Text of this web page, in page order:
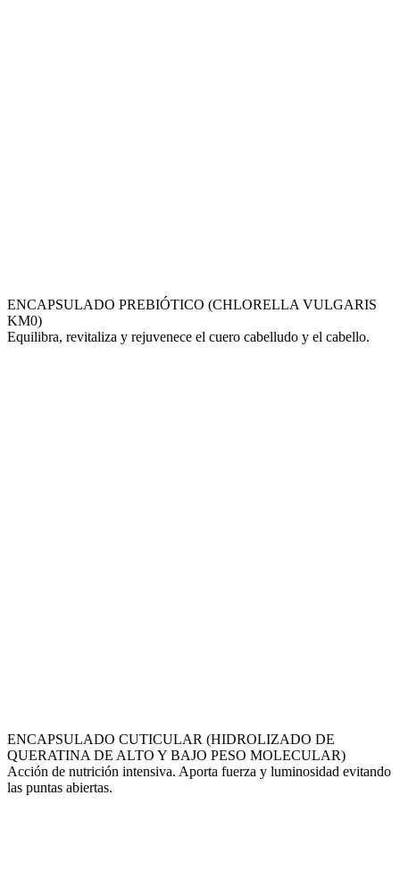
ENCAPSULADO PREBIÓTICO (CHLORELLA VULGARIS
KM0)
Equilibra, revitaliza y rejuvenece el cuero cabelludo y el cabello.
ENCAPSULADO CUTICULAR (HIDROLIZADO DE
QUERATINA DE ALTO Y BAJO PESO MOLECULAR)
Acción de nutrición intensiva. Aporta fuerza y luminosidad evitando
las puntas abiertas.